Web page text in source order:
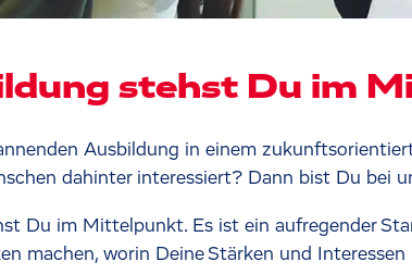
stehst Du im
Ausbildung in einem
dahinter interessiert? Dann bist Du bei
Du im Mittelpunkt. Es ist ein aufregender
machen, worin Deine Stärken und Interessen